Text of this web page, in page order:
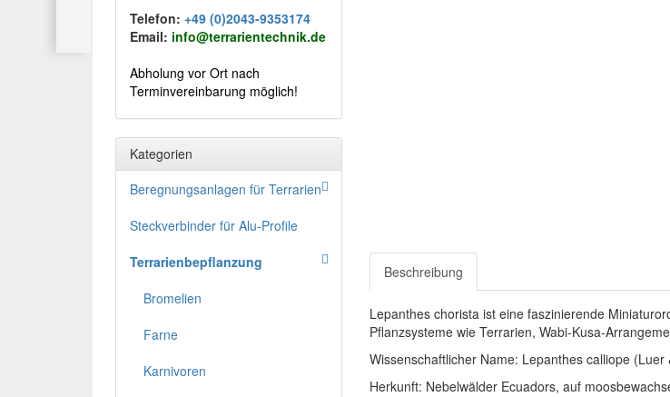
Beschreibung
Lepanthes chorista ist eine faszinierende
Pflanzsysteme wie Terrarien, Wabi-Kusa-
Wissenschaftlicher Name: Lepanthes calliope (Luer
Herkunft: Nebelwälder Ecuadors, auf
Telefon: +49 (0)2043-9353174
Email: info@terrarientechnik.de
Abholung vor Ort nach
Terminvereinbarung möglich!
Kategorien
Beregnungsanlagen für Terrarien
Steckverbinder für Alu-Profile
Terrarienbepflanzung
Bromelien
Farne
Karnivoren